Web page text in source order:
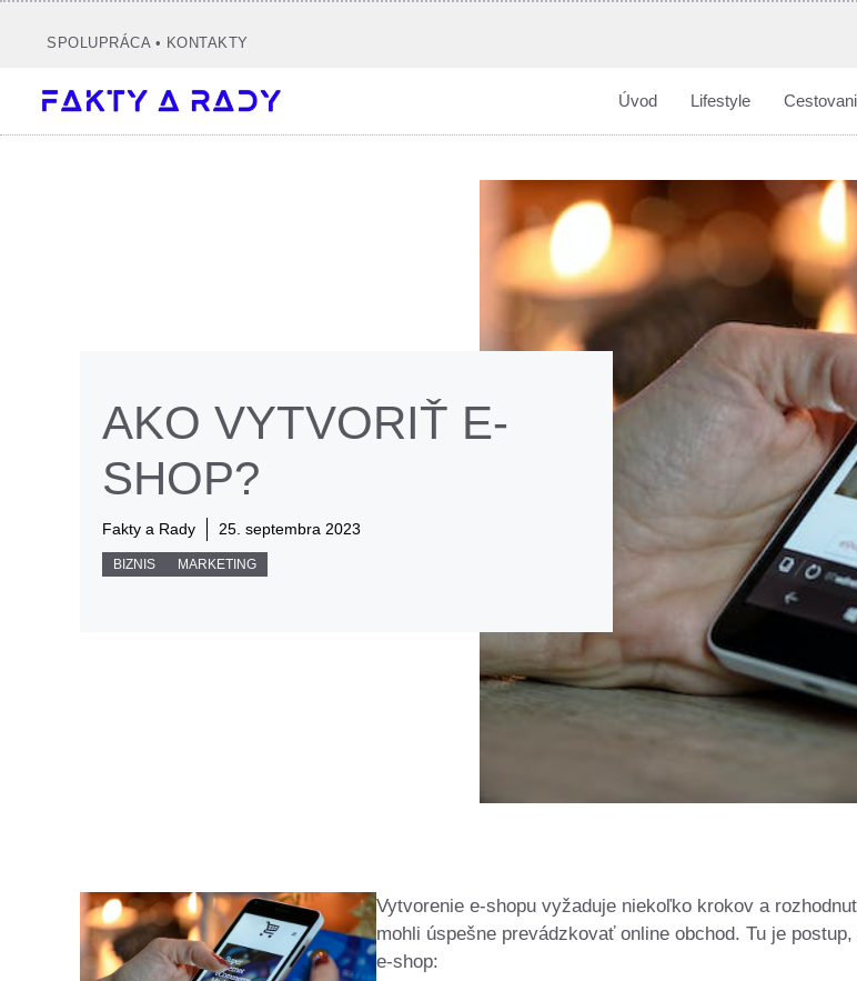
SPOLUPRÁCA• KONTAKTY
Úvod Lifestyle
AKO VYTVORIŤ E-
SHOP?
Fakty a Rady 25. septembra 2023
BIZNIS MARKETING
Vytvorenie e-shopu vyžaduje niekoľko krokov a
mohli úspešne prevádzkovať online obchod. Tu je
e-shop: